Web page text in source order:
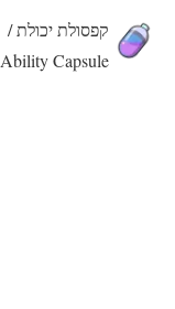
קפסולת יכולת /
Ability Capsule